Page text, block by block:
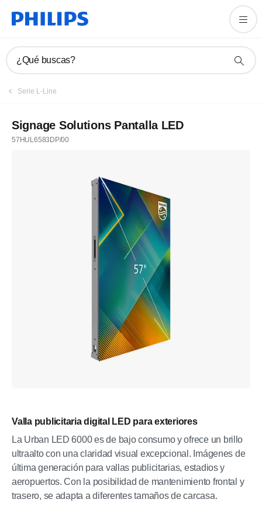
¿Qué buscas?
Serie L-Line
Signage Solutions Pantalla LED
57HUL6583DP/00
Valla publicitaria digital LED para exteriores
La Urban LED 6000 es de bajo consumo y ofrece un brillo
ultraalto con una claridad visual excepcional. Imágenes de
última generación para vallas publicitarias, estadios y
aeropuertos. Con la posibilidad de mantenimiento frontal y
trasero, se adapta a diferentes tamaños de carcasa.